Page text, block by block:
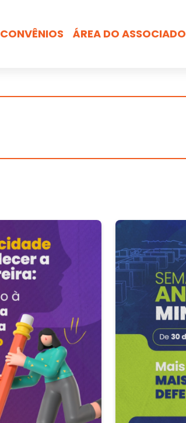
CONVÊNIOS ÁREA DO ASSOCIADO
Busca